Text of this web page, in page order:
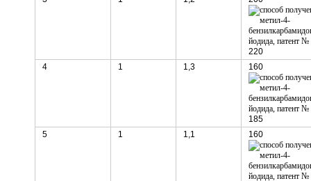
220
4
1 1,3 160
185
5
1 1,1 160